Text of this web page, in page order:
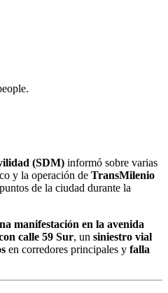
(SDM) informó sobre varias
y la operación de TransMilenio
de la ciudad durante la
manifestación en la avenida
calle 59 Sur, un siniestro vial
en corredores principales y falla